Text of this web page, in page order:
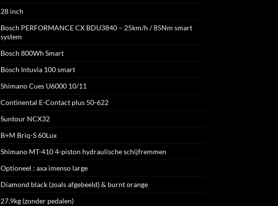
28 inch
Bosch PERFORMANCE CX BDU3840 – 25km/h / 85Nm smart
system
Bosch 800Wh Smart
Bosch Intuvia 100 smart
Shimano Cues U6000 10/11
Continental E-Contact plus 50-622
Suntour NCX32
B+M Briq-S 60Lux
Shimano MT-410 4-piston hydraulische schijfremmen
Optioneel : axa imenso large
Diamond black (zoals afgebeeld) & burnt orange
27.9kg (zonder pedalen)